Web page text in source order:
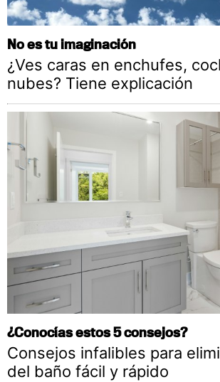
No es tu imaginación
¿Ves caras en enchufes,
nubes? Tiene explicación
¿Conocías estos 5 consejos?
Consejos infalibles para
del baño fácil y rápido